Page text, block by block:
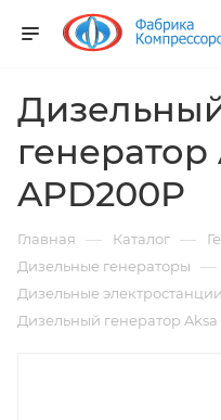
генератор
APD200P
Главная — Каталог —
Дизельные генераторы —
Дизельные
Дизельный генератор